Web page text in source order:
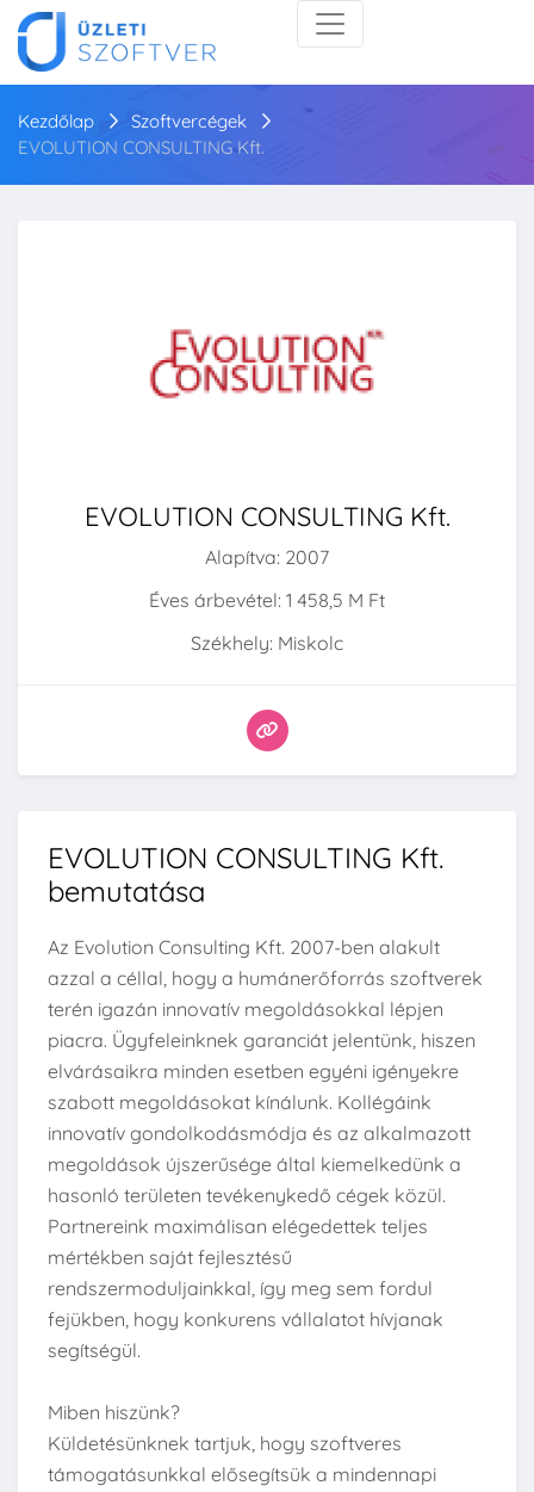
Kezdőlap
Szoftvercégek
EVOLUTION CONSULTING Kft.
EVOLUTION CONSULTING Kft.
Alapítva: 2007
Éves árbevétel: 1 458,5 M Ft
Székhely: Miskolc
EVOLUTION CONSULTING Kft.
bemutatása
Az Evolution Consulting Kft. 2007-ben alakult
azzal a céllal, hogy a humánerőforrás szoftverek
terén igazán innovatív megoldásokkal lépjen
piacra. Ügyfeleinknek garanciát jelentünk, hiszen
elvárásaikra minden esetben egyéni igényekre
szabott megoldásokat kínálunk. Kollégáink
innovatív gondolkodásmódja és az alkalmazott
megoldások újszerűsége által kiemelkedünk a
hasonló területen tevékenykedő cégek közül.
Partnereink maximálisan elégedettek teljes
mértékben saját fejlesztésű
rendszermoduljainkkal, így meg sem fordul
fejükben, hogy konkurens vállalatot hívjanak
segítségül.
Miben hiszünk?
Küldetésünknek tartjuk, hogy szoftveres
támogatásunkkal elősegítsük a mindennapi